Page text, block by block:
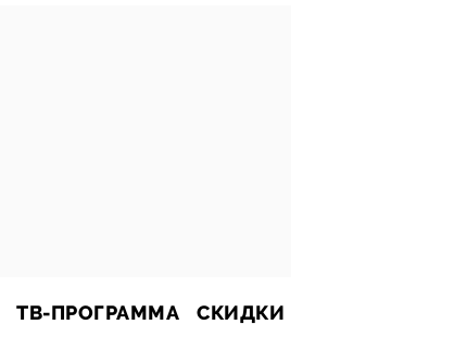
ТВ-ПРОГРАММА СКИДКИ